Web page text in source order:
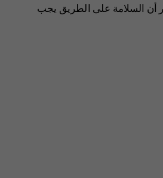
أن السلامة على الطريق يجب